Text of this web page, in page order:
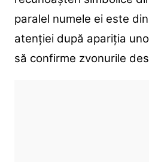
paralel numele ei este
atenției după apariția
să confirme zvonurile